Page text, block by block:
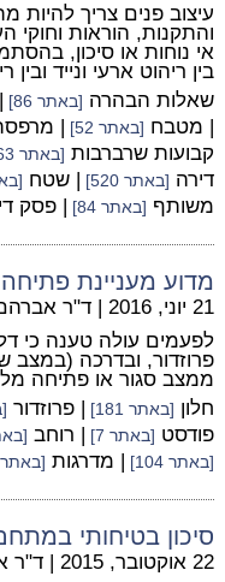
עיצוב פנים צריך
והתקנות, הוראות וחוקי
אי נוחות או סיכון,
בין ריהוט ארעי ונייד ובין
שאלות הבהרה [באתר 86]
| מטבח [באתר 52] |
קבועות שרברבות [באתר 63]
דירה [באתר 520] | שטח
משותף [באתר 84] | פסק
מדוע מעניינת
21 יוני, 2016 | ד"ר
לפעמים עולה טענה כי
פרוזדור, ובדרכה
ממצב סגור או פתיחה
חלון [באתר 181] | פרוזדור
פודסט [באתר 7] | רוחב
[באתר 104] | מדרגות [באתר 114]
סיכון בטיחותי
22 אוקטובר, 2015 | ד"ר